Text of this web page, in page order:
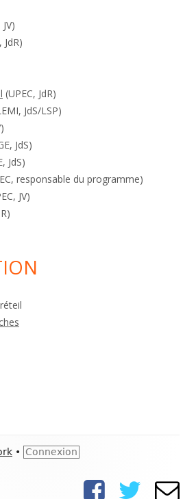
JdR)
(UPEC, JdR)
JdS/LSP)
JdS)
JdS)
responsable du programme)
JV)
• Connexion
Facebook Twitter
E-